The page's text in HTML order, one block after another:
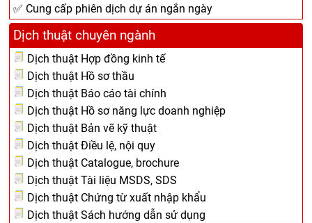
✅ Cung cấp phiên dịch dự án ngắn ngày
Dịch thuật chuyên ngành
Dịch thuật Hợp đồng kinh tế
Dịch thuật Hồ sơ thầu
Dịch thuật Báo cáo tài chính
Dịch thuật Hồ sơ năng lực doanh nghiệp
Dịch thuật Bản vẽ kỹ thuật
Dịch thuật Điều lệ, nội quy
Dịch thuật Catalogue, brochure
Dịch thuật Tài liệu MSDS, SDS
Dịch thuật Chứng từ xuất nhập khẩu
Dịch thuật Sách hướng dẫn sử dụng